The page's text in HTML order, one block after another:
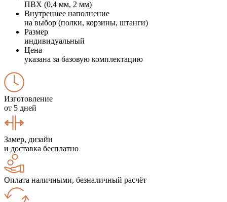
ПВХ (0,4 мм, 2 мм)
Внутреннее наполнение
на выбор (полки, корзины, штанги)
Размер
индивидуальный
Цена
указана за базовую комплектацию
Изготовление
от 5 дней
Замер, дизайн
и доставка бесплатно
Оплата наличными, безналичный расчёт